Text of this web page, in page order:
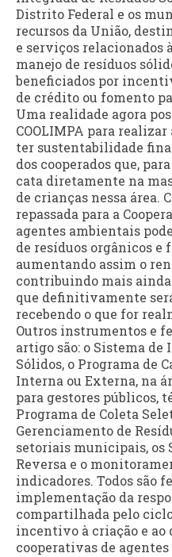
Distrito Federal e os
recursos da União,
e serviços relacionados
manejo de resíduos
beneficiados por
de crédito ou fomento
Uma realidade agora
COOLIMPA para
ter sustentabilidade
dos cooperados que,
cata diretamente na
de crianças nessa área.
repassada para a
agentes ambientais
de resíduos orgânicos e
aumentando assim o
contribuindo mais
que definitivamente
recebendo o que for
Outros instrumentos e
artigo são: o Sistema de
Sólidos, o Programa de
Interna ou Externa, na
para gestores públicos,
Programa de Coleta
Gerenciamento de
setoriais municipais, os
Reversa e o
indicadores. Todos são
implementação da
compartilhada pelo
incentivo à criação e
cooperativas de